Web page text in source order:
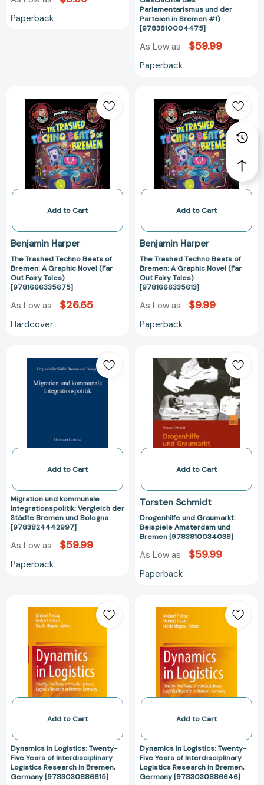
Paperback
zur
Geschichte
des
Bremen
#1)
Parlamentarismus und der
Parteien in Bremen #1)
[9783810004475]
As Low as $59.99
Paperback
Trashed
Techno
Beats
of
Bremen:
A
Graphic
(Far
Fairy
Tales)
[9781666335675]
Add to Cart
Benjamin Harper
The Trashed Techno Beats of
Bremen: A Graphic Novel (Far
Out Fairy Tales)
[9781666335675]
As Low as $26.65
Hardcover
Trashed
Techno
Beats
of
Bremen:
A
Graphic
(Far
Fairy
Tales)
Add to Cart
Benjamin Harper
The Trashed Techno Beats of
Bremen: A Graphic Novel (Far
Out Fairy Tales)
[9781666335613]
As Low as $9.99
Paperback
und
kommunale
Integrationspolitik:
Bremen
Bologna
[9783824442997]
Add to Cart
Migration und kommunale
Integrationspolitik: Vergleich der
Städte Bremen und Bologna
[9783824442997]
As Low as $59.99
Paperback
und
Graumarkt:
Beispiele
Amsterdam
und
Add to Cart
Torsten Schmidt
Drogenhilfe und Graumarkt:
Beispiele Amsterdam und
Bremen [9783810034038]
As Low as $59.99
Paperback
Logistics:
Twenty-
Five
Years
of
Interdisciplinary
Research
Bremen,
Germany
[9783030886615]
Add to Cart
Dynamics in Logistics: Twenty-
Five Years of Interdisciplinary
Logistics Research in Bremen,
Germany [9783030886615]
Logistics:
Five
Years
of
Research
Bremen,
Germany
Add to Cart
Dynamics in Logistics: Twenty-
Five Years of Interdisciplinary
Logistics Research in Bremen,
Germany [9783030886646]